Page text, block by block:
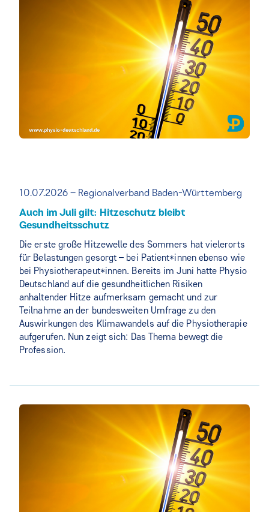
10.07.2026 – Regionalverband Baden-Württemberg
Auch im Juli gilt: Hitzeschutz bleibt
Gesundheitsschutz
Die erste große Hitzewelle des Sommers hat vielerorts
für Belastungen gesorgt – bei Patient*innen ebenso wie
bei Physiotherapeut*innen. Bereits im Juni hatte Physio
Deutschland auf die gesundheitlichen Risiken
anhaltender Hitze aufmerksam gemacht und zur
Teilnahme an der bundesweiten Umfrage zu den
Auswirkungen des Klimawandels auf die Physiotherapie
aufgerufen. Nun zeigt sich: Das Thema bewegt die
Profession.